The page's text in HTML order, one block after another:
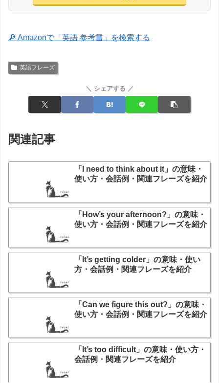
🔎 Amazonで「英語 参考書」を検索する
英語フレーズ
＼ シェアする ／
関連記事
「I need to think about it」の意味・
使い方・会話例・関連フレーズを紹介
「How’s your afternoon?」の意味・
使い方・会話例・関連フレーズを紹介
「It’s getting colder」の意味・使い
方・会話例・関連フレーズを紹介
「Can we figure this out?」の意味・
使い方・会話例・関連フレーズを紹介
「It’s too difficult」の意味・使い方・
会話例・関連フレーズを紹介